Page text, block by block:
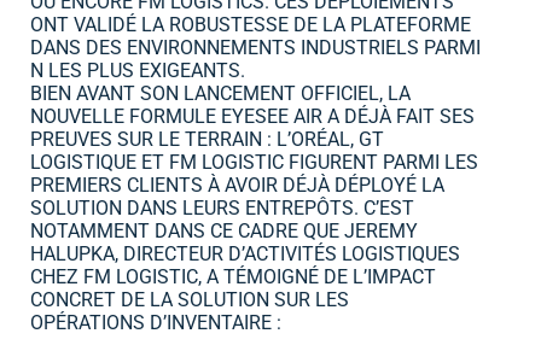
ONT VALIDÉ LA ROBUSTESSE DE LA PLATEFORME
DANS DES ENVIRONNEMENTS INDUSTRIELS PARMI
N LES PLUS EXIGEANTS.
BIEN AVANT SON LANCEMENT OFFICIEL, LA
NOUVELLE FORMULE EYESEE AIR A DÉJÀ FAIT SES
PREUVES SUR LE TERRAIN : L’ORÉAL, GT
LOGISTIQUE ET FM LOGISTIC FIGURENT PARMI LES
PREMIERS CLIENTS À AVOIR DÉJÀ DÉPLOYÉ LA
SOLUTION DANS LEURS ENTREPÔTS. C’EST
NOTAMMENT DANS CE CADRE QUE JEREMY
HALUPKA, DIRECTEUR D’ACTIVITÉS LOGISTIQUES
CHEZ FM LOGISTIC, A TÉMOIGNÉ DE L’IMPACT
CONCRET DE LA SOLUTION SUR LES
OPÉRATIONS D’INVENTAIRE :